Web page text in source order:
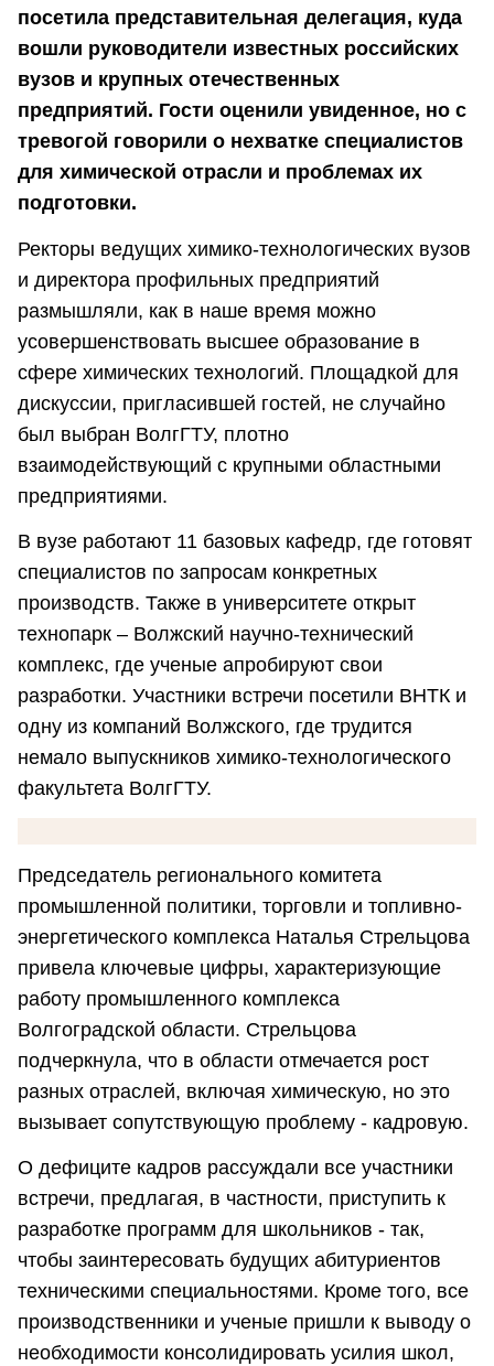
посетила представительная делегация, куда
вошли руководители известных российских
вузов и крупных отечественных
предприятий. Гости оценили увиденное, но с
тревогой говорили о нехватке специалистов
для химической отрасли и проблемах их
подготовки.
Ректоры ведущих химико-технологических вузов
и директора профильных предприятий
размышляли, как в наше время можно
усовершенствовать высшее образование в
сфере химических технологий. Площадкой для
дискуссии, пригласившей гостей, не случайно
был выбран ВолгГТУ, плотно
взаимодействующий с крупными областными
предприятиями.
В вузе работают 11 базовых кафедр, где готовят
специалистов по запросам конкретных
производств. Также в университете открыт
технопарк – Волжский научно-технический
комплекс, где ученые апробируют свои
разработки. Участники встречи посетили ВНТК и
одну из компаний Волжского, где трудится
немало выпускников химико-технологического
факультета ВолгГТУ.
Председатель регионального комитета
промышленной политики, торговли и топливно-
энергетического комплекса Наталья Стрельцова
привела ключевые цифры, характеризующие
работу промышленного комплекса
Волгоградской области. Стрельцова
подчеркнула, что в области отмечается рост
разных отраслей, включая химическую, но это
вызывает сопутствующую проблему - кадровую.
О дефиците кадров рассуждали все участники
встречи, предлагая, в частности, приступить к
разработке программ для школьников - так,
чтобы заинтересовать будущих абитуриентов
техническими специальностями. Кроме того, все
производственники и ученые пришли к выводу о
необходимости консолидировать усилия школ,